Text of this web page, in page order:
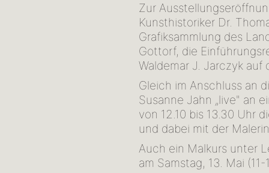
Zur
Kunsthistoriker Dr.
Grafiksammlung des
Gottorf, die
Waldemar J. Jarczyk
Gleich im Anschluss an
Susanne Jahn „live" an
von 12.10 bis 13.30 Uhr
und dabei mit der
Auch ein Malkurs unter
am Samstag, 13. Mai